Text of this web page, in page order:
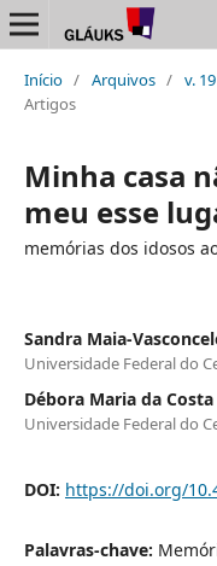
Início / Arquivos / v.
Artigos
Minha casa
meu esse
memórias dos idosos
Sandra Maia-
Universidade Federal do
Débora Maria da
Universidade Federal do
DOI: https://doi.org/
Palavras-chave: